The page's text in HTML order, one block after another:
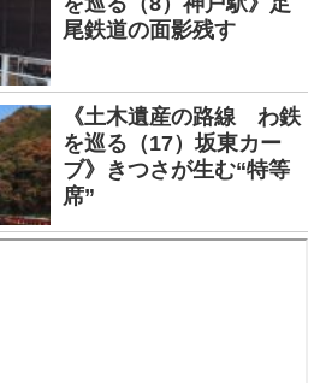
尾鉄道の面影残す
《土木遺産の路線 わ鉄
を巡る（17）坂東カー
ブ》きつさが生む“特等
席”